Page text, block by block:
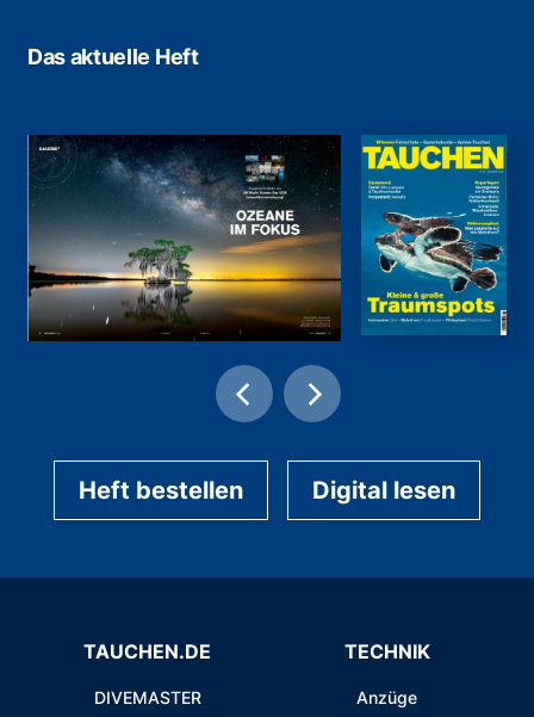
Das aktuelle Heft
Heft bestellen Digital lesen
TAUCHEN.DE
DIVEMASTER
TECHNIK
Anzüge